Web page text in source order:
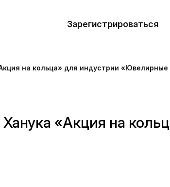
Зарегистрироваться
на кольца» для индустрии
«Акция на